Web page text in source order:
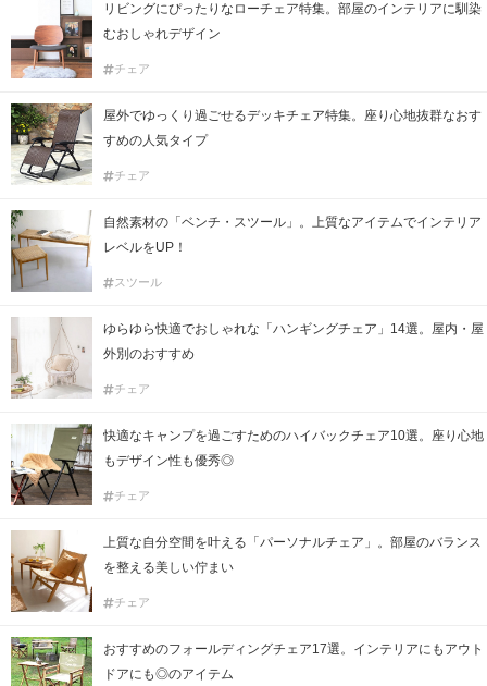
リビングにぴったりなローチェア特集。部屋のインテリアに馴染
むおしゃれデザイン
チェア
屋外でゆっくり過ごせるデッキチェア特集。座り心地抜群なおす
すめの人気タイプ
チェア
自然素材の「ベンチ・スツール」。上質なアイテムでインテリア
レベルをUP！
スツール
ゆらゆら快適でおしゃれな「ハンギングチェア」14選。屋内・屋
外別のおすすめ
チェア
快適なキャンプを過ごすためのハイバックチェア10選。座り心地
もデザイン性も優秀◎
チェア
上質な自分空間を叶える「パーソナルチェア」。部屋のバランス
を整える美しい佇まい
チェア
おすすめのフォールディングチェア17選。インテリアにもアウト
ドアにも◎のアイテム